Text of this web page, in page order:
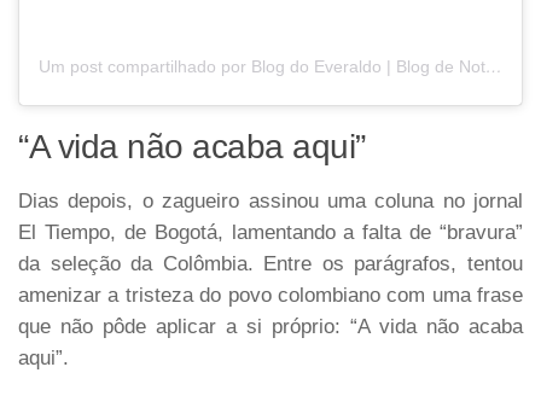
Um post compartilhado por Blog do Everaldo | Blog de Notícias (@blogdoeveraldo)
“A vida não acaba aqui”
Dias depois, o zagueiro assinou uma coluna no jornal
El Tiempo, de Bogotá, lamentando a falta de “bravura”
da seleção da Colômbia. Entre os parágrafos, tentou
amenizar a tristeza do povo colombiano com uma frase
que não pôde aplicar a si próprio: “A vida não acaba
aqui”.